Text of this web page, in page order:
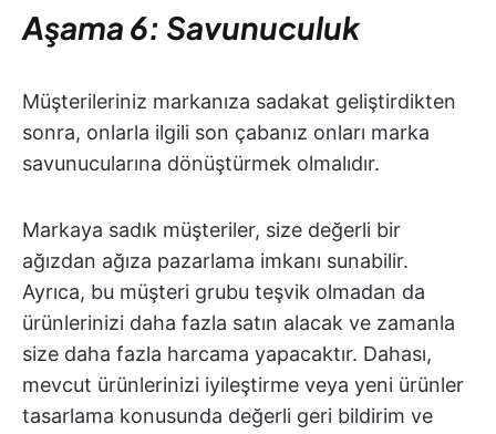
Aşama 6: Savunuculuk
Müşterileriniz markanıza sadakat geliştirdikten
sonra, onlarla ilgili son çabanız onları marka
savunucularına dönüştürmek olmalıdır.
Markaya sadık müşteriler, size değerli bir
ağızdan ağıza pazarlama imkanı sunabilir.
Ayrıca, bu müşteri grubu teşvik olmadan da
ürünlerinizi daha fazla satın alacak ve zamanla
size daha fazla harcama yapacaktır. Dahası,
mevcut ürünlerinizi iyileştirme veya yeni ürünler
tasarlama konusunda değerli geri bildirim ve